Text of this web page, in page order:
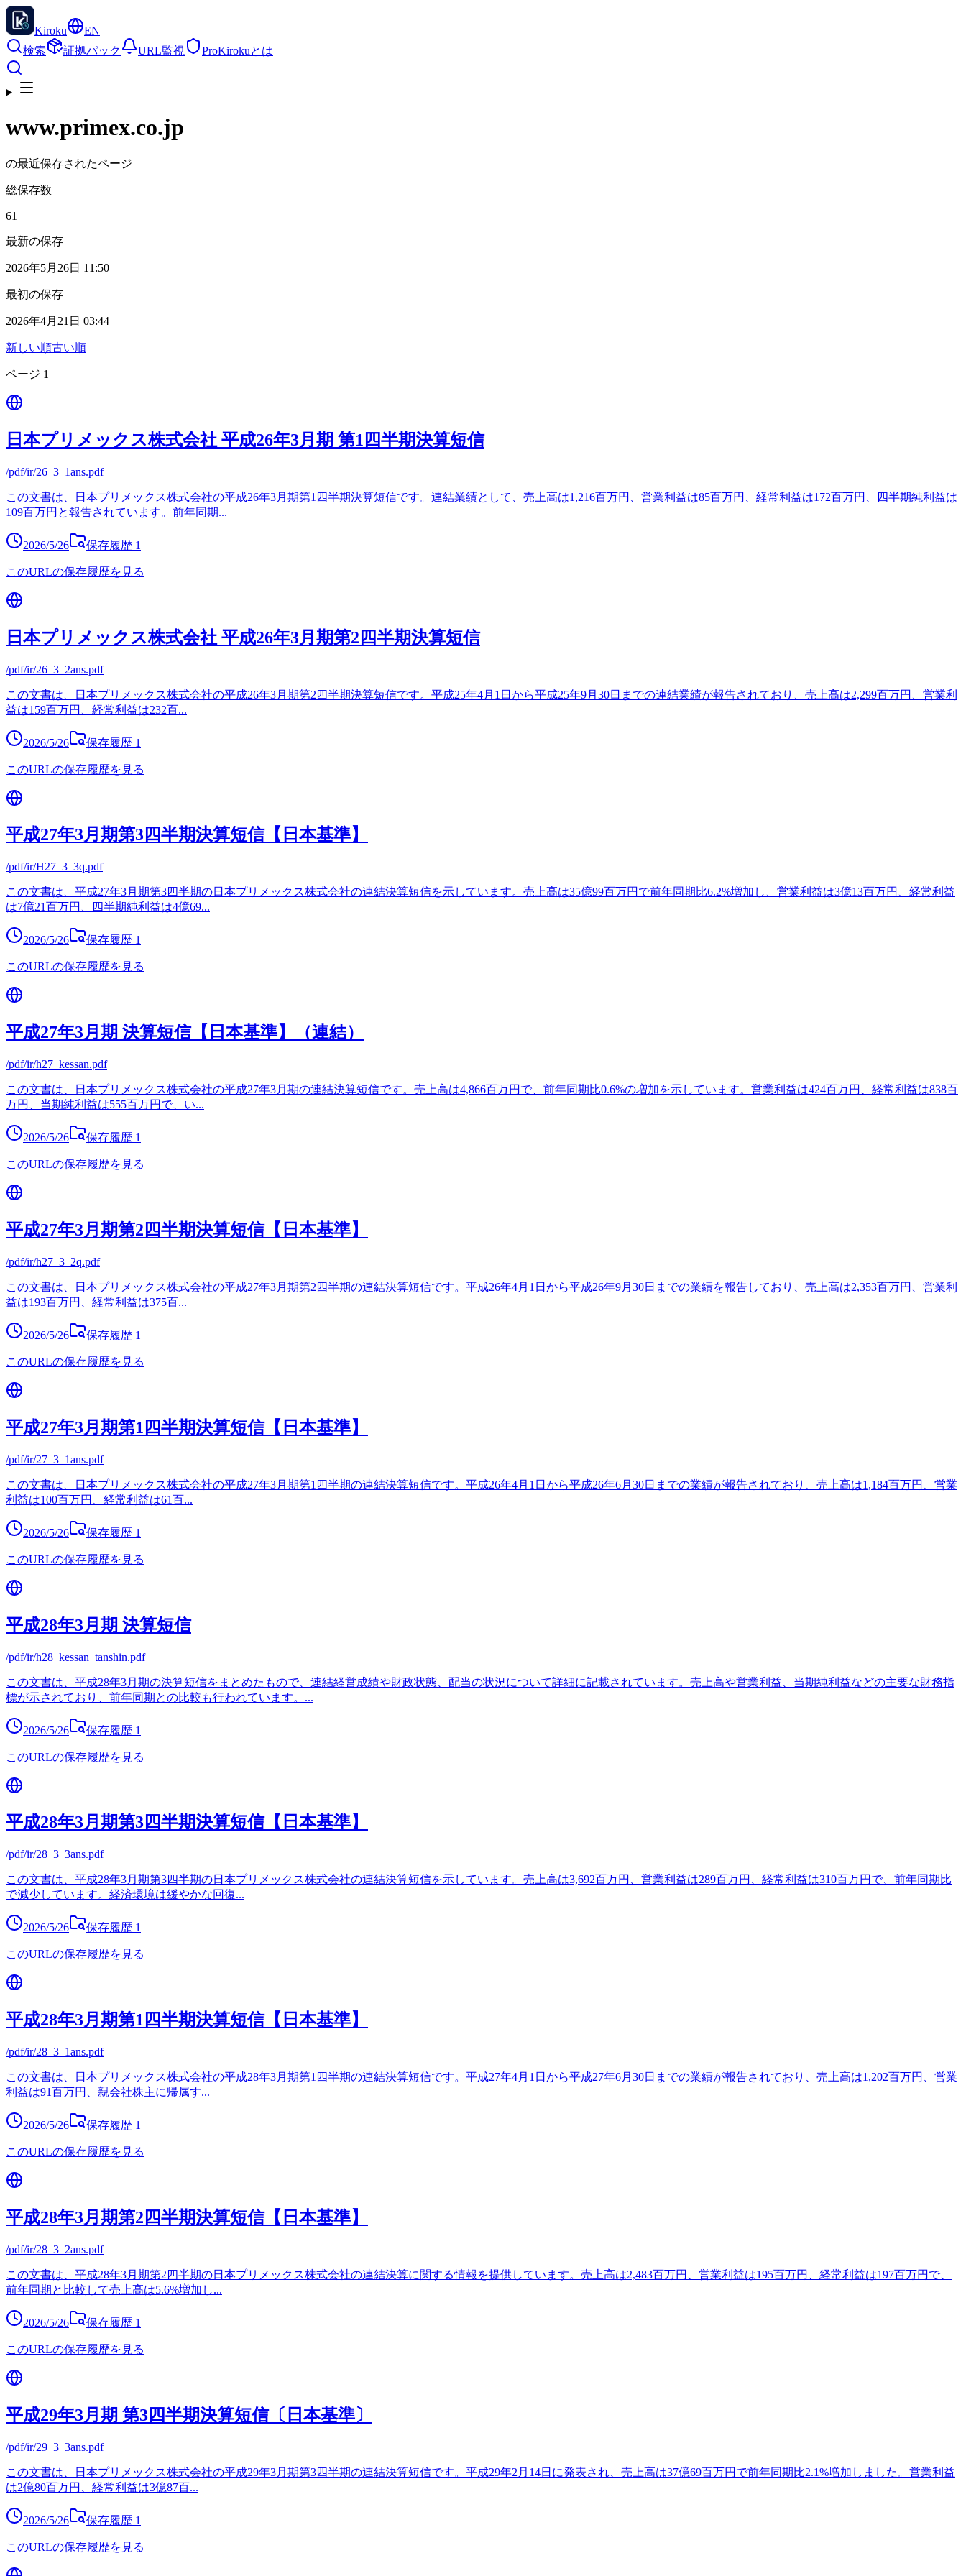
Kiroku
EN
検索
証拠パック URL監視 ProKirokuとは
www.primex.co.jp
の最近保存されたページ
総保存数
61
最新の保存
2026年5月26日 11:50
最初の保存
2026年4月21日 03:44
新しい順古い順
ページ 1
日本プリメックス株式会社 平成26年3月期 第1四半期決算短信
/pdf/ir/26_3_1ans.pdf
この文書は、日本プリメックス株式会社の平成26年3月期第1四半期決算短信です。連結業績として、売上高は1,216百万円、営業利益は85百万円、経常利益は172百万円、四半期純利益は
109百万円と報告されています。前年同期...
2026/5/26 保存履歴 1
このURLの保存履歴を見る
日本プリメックス株式会社 平成26年3月期第2四半期決算短信
/pdf/ir/26_3_2ans.pdf
この文書は、日本プリメックス株式会社の平成26年3月期第2四半期決算短信です。平成25年4月1日から平成25年9月30日までの連結業績が報告されており、売上高は2,299百万円、営業利
益は159百万円、経常利益は232百...
2026/5/26 保存履歴 1
このURLの保存履歴を見る
平成27年3月期第3四半期決算短信【日本基準】
/pdf/ir/H27_3_3q.pdf
この文書は、平成27年3月期第3四半期の日本プリメックス株式会社の連結決算短信を示しています。売上高は35億99百万円で前年同期比6.2%増加し、営業利益は3億13百万円、経常利益
は7億21百万円、四半期純利益は4億69...
2026/5/26 保存履歴 1
このURLの保存履歴を見る
平成27年3月期 決算短信【日本基準】（連結）
/pdf/ir/h27_kessan.pdf
この文書は、日本プリメックス株式会社の平成27年3月期の連結決算短信です。売上高は4,866百万円で、前年同期比0.6%の増加を示しています。営業利益は424百万円、経常利益は838百
万円、当期純利益は555百万円で、い...
2026/5/26 保存履歴 1
このURLの保存履歴を見る
平成27年3月期第2四半期決算短信【日本基準】
/pdf/ir/h27_3_2q.pdf
この文書は、日本プリメックス株式会社の平成27年3月期第2四半期の連結決算短信です。平成26年4月1日から平成26年9月30日までの業績を報告しており、売上高は2,353百万円、営業利
益は193百万円、経常利益は375百...
2026/5/26 保存履歴 1
このURLの保存履歴を見る
平成27年3月期第1四半期決算短信【日本基準】
/pdf/ir/27_3_1ans.pdf
この文書は、日本プリメックス株式会社の平成27年3月期第1四半期の連結決算短信です。平成26年4月1日から平成26年6月30日までの業績が報告されており、売上高は1,184百万円、営業
利益は100百万円、経常利益は61百...
2026/5/26 保存履歴 1
このURLの保存履歴を見る
平成28年3月期 決算短信
/pdf/ir/h28_kessan_tanshin.pdf
この文書は、平成28年3月期の決算短信をまとめたもので、連結経営成績や財政状態、配当の状況について詳細に記載されています。売上高や営業利益、当期純利益などの主要な財務指
標が示されており、前年同期との比較も行われています。 ...
2026/5/26 保存履歴 1
このURLの保存履歴を見る
平成28年3月期第3四半期決算短信【日本基準】
/pdf/ir/28_3_3ans.pdf
この文書は、平成28年3月期第3四半期の日本プリメックス株式会社の連結決算短信を示しています。売上高は3,692百万円、営業利益は289百万円、経常利益は310百万円で、前年同期比
で減少しています。経済環境は緩やかな回復...
2026/5/26 保存履歴 1
このURLの保存履歴を見る
平成28年3月期第1四半期決算短信【日本基準】
/pdf/ir/28_3_1ans.pdf
この文書は、日本プリメックス株式会社の平成28年3月期第1四半期の連結決算短信です。平成27年4月1日から平成27年6月30日までの業績が報告されており、売上高は1,202百万円、営業
利益は91百万円、親会社株主に帰属す...
2026/5/26 保存履歴 1
このURLの保存履歴を見る
平成28年3月期第2四半期決算短信【日本基準】
/pdf/ir/28_3_2ans.pdf
この文書は、平成28年3月期第2四半期の日本プリメックス株式会社の連結決算に関する情報を提供しています。売上高は2,483百万円、営業利益は195百万円、経常利益は197百万円で、
前年同期と比較して売上高は5.6%増加し...
2026/5/26 保存履歴 1
このURLの保存履歴を見る
平成29年3月期 第3四半期決算短信〔日本基準〕
/pdf/ir/29_3_3ans.pdf
この文書は、日本プリメックス株式会社の平成29年3月期第3四半期の連結決算短信です。平成29年2月14日に発表され、売上高は37億69百万円で前年同期比2.1%増加しました。営業利益
は2億80百万円、経常利益は3億87百...
2026/5/26 保存履歴 1
このURLの保存履歴を見る